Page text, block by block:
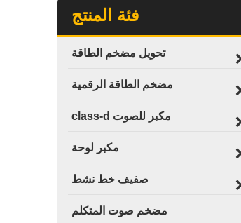
فئة المنتج
تحويل مضخم الطاقة
مضخم الطاقة الرقمية
مكبر للصوت class-d
مكبر لوحة
صفيف خط نشط
مضخم صوت المتكلم